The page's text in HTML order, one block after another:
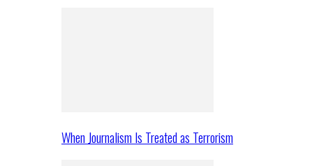
When Journalism Is Treated as Terrorism